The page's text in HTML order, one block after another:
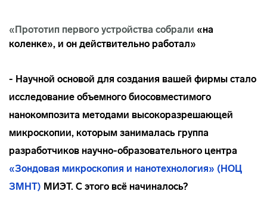
«Прототип первого устройства собрали «на
коленке», и он действительно работал»
- Научной основой для создания вашей фирмы стало
исследование объемного биосовместимого
нанокомпозита методами высокоразрешающей
микроскопии, которым занималась группа
разработчиков научно-образовательного центра
«Зондовая микроскопия и нанотехнология» (НОЦ
ЗМНТ) МИЭТ. С этого всё начиналось?